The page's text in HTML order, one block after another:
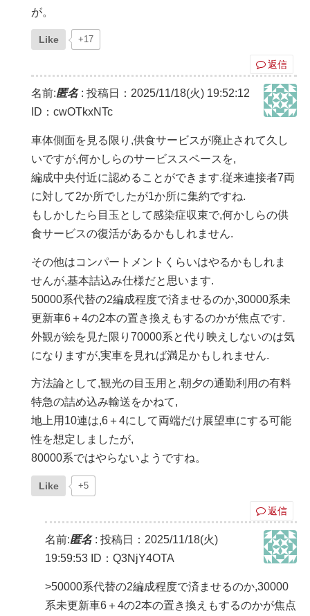
が。
Like +17
返信
名前:匿名: 投稿日：2025/11/18(火) 19:52:12
ID：cwOTkxNTc
車体側面を見る限り,供食サービスが廃止されて久し
いですが,何かしらのサービススペースを,
編成中央付近に認めることができます.従来連接者7両
に対して2か所でしたが1か所に集約ですね.
もしかしたら目玉として感染症収束で,何かしらの供
食サービスの復活があるかもしれません.
その他はコンパートメントくらいはやるかもしれま
せんが,基本詰込み仕様だと思います.
50000系代替の2編成程度で済ませるのか,30000系未
更新車6＋4の2本の置き換えもするのかが焦点です.
外観が絵を見た限り70000系と代り映えしないのは気
になりますが,実車を見れば満足かもしれません.
方法論として,観光の目玉用と,朝夕の通勤利用の有料
特急の詰め込み輸送をかねて,
地上用10連は,6＋4にして両端だけ展望車にする可能
性を想定しましたが,
80000系ではやらないようですね。
Like +5
返信
名前:匿名: 投稿日：2025/11/18(火)
19:59:53 ID：Q3NjY4OTA
>50000系代替の2編成程度で済ませるのか,30000
系未更新車6＋4の2本の置き換えもするのかが焦点